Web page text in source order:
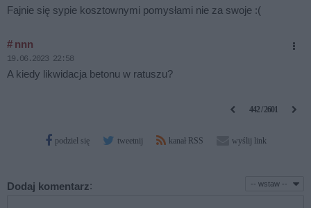
Fajnie się sypie kosztownymi pomysłami nie za swoje :(
# nnn
19.06.2023 22:58
A kiedy likwidacja betonu w ratuszu?
442 / 2601
podziel się tweetnij kanał RSS wyślij link
Dodaj komentarz: